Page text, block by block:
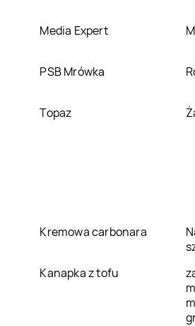
Media Expert
PSB Mrówka
Topaz
Kremowa carbonara
Kanapka z tofu